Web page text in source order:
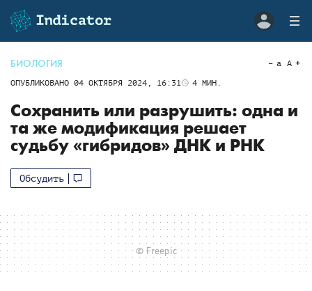
БИОЛОГИЯ
ОПУБЛИКОВАНО 04 ОКТЯБРЯ 2024, 16:31 4 МИН.
a A
Сохранить или разрушить: одна и
та же модификация решает
судьбу «гибридов» ДНК и РНК
Обсудить
© Freepic